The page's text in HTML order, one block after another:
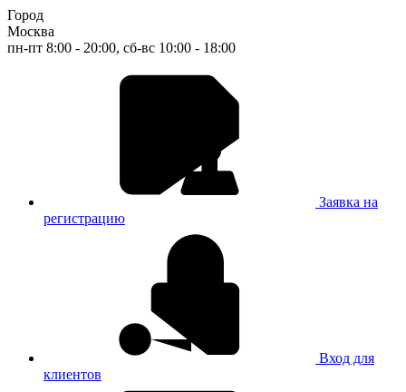
Город
Москва
пн-пт 8:00 - 20:00, сб-вс 10:00 - 18:00
Заявка на
регистрацию
Вход для
клиентов